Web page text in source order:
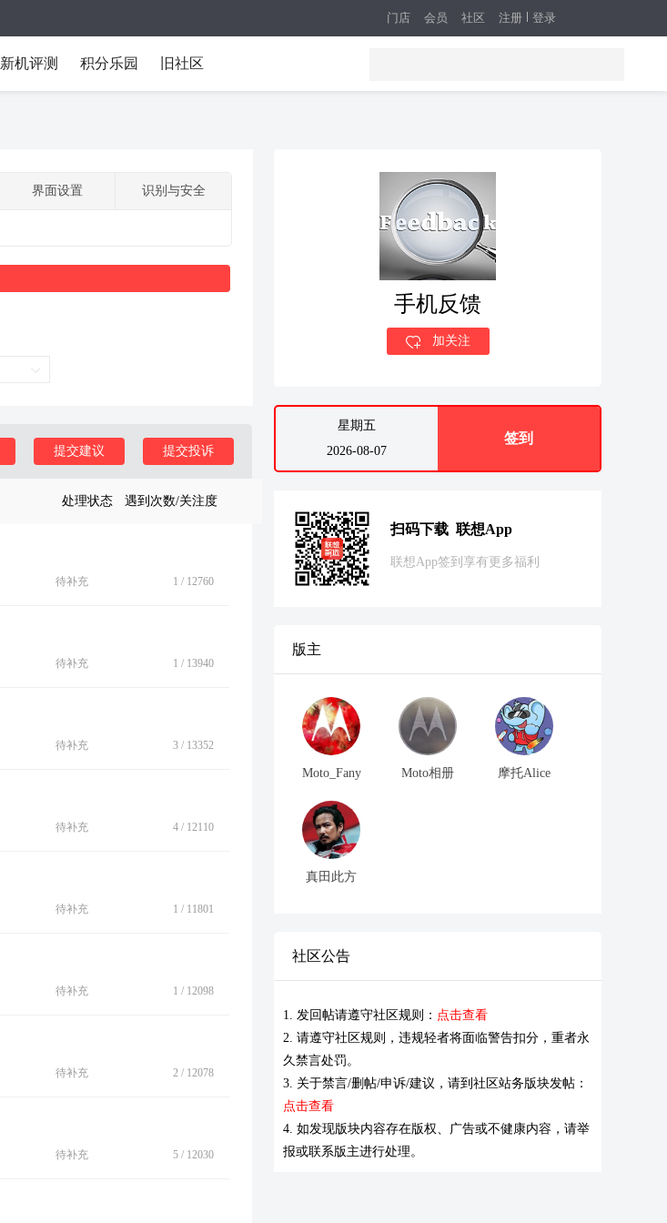
注册 登录
门店 会员 社区
新机评测 积分乐园 旧社区
界面设置 识别与安全
提交投诉
提交建议
处理状态 遇到次数/关注度
待补充 1 / 12760
待补充 1 / 13940
待补充 3 / 13352
待补充 4 / 12110
待补充 1 / 11801
待补充 1 / 12098
待补充 2 / 12078
待补充 5 / 12030
手机反馈
加关注
星期五
2026-08-07
签到
扫码下载 联想App
联想App签到享有更多福利
版主
Moto_Fany Moto相册 摩托Alice
真田此方
社区公告
1. 发回帖请遵守社区规则： 点击查看
2. 请遵守社区规则，违规轻者将面临警告扣分，重者永
久禁言处罚。
3. 关于禁言/删帖/申诉/建议，请到社区站务版块发帖：
点击查看
4. 如发现版块内容存在版权、广告或不健康内容，请举
报或联系版主进行处理。